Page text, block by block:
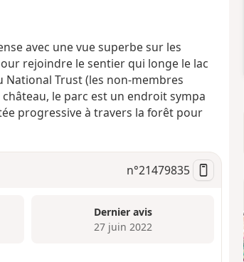
avec une vue superbe sur les
rejoindre le sentier qui longe le lac
National Trust (les non-membres
le parc est un endroit sympa
progressive à travers la forêt pour
n°21479835
Dernier avis
27 juin 2022